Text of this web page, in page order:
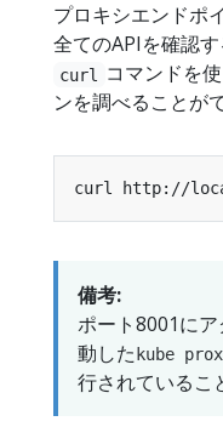
プロキシエンドポ
全てのAPIを確認す
curl
コマンドを
ンを調べることが
備考:
ポート8001に
動した kube
行されているこ